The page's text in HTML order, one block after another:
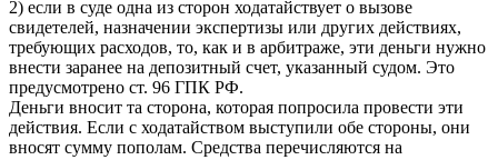
2) если в суде одна из сторон ходатайствует о вызове
свидетелей, назначении экспертизы или других действиях,
требующих расходов, то, как и в арбитраже, эти деньги нужно
внести заранее на депозитный счет, указанный судом. Это
предусмотрено ст. 96 ГПК РФ.
Деньги вносит та сторона, которая попросила провести эти
действия. Если с ходатайством выступили обе стороны, они
вносят сумму пополам. Средства перечисляются на